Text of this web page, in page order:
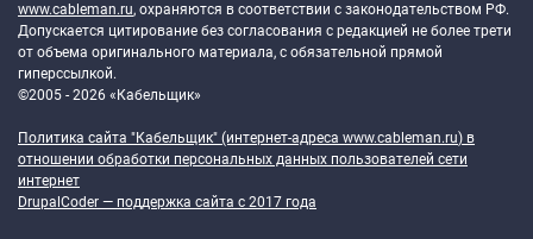
www.cableman.ru, охраняются в соответствии с законодательством РФ.
Допускается цитирование без согласования с редакцией не более трети
от объема оригинального материала, с обязательной прямой
гиперссылкой.
©2005 - 2026 «Кабельщик»
Политика сайта "Кабельщик" (интернет-адреса www.cableman.ru) в
отношении обработки персональных данных пользователей сети
интернет
DrupalCoder — поддержка сайта c 2017 года